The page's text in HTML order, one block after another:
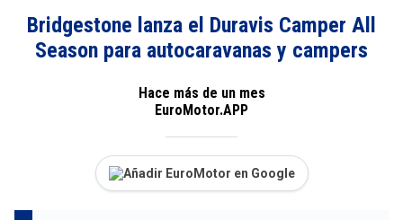
Bridgestone lanza el Duravis Camper All
Season para autocaravanas y campers
Hace más de un mes
EuroMotor.APP
Añadir EuroMotor en Google